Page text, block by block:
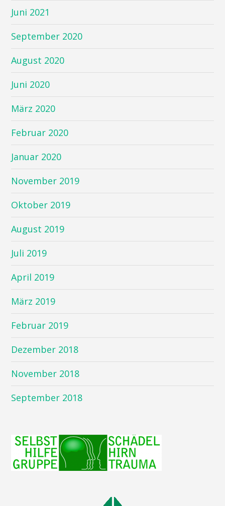
Juni 2021
September 2020
August 2020
Juni 2020
März 2020
Februar 2020
Januar 2020
November 2019
Oktober 2019
August 2019
Juli 2019
April 2019
März 2019
Februar 2019
Dezember 2018
November 2018
September 2018